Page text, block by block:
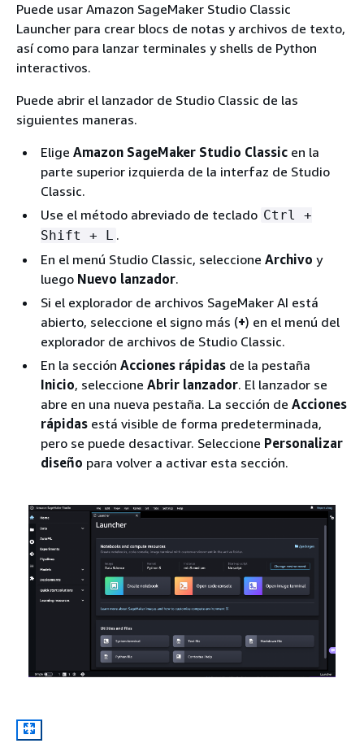
Puede usar Amazon SageMaker Studio Classic
Launcher para crear blocs de notas y archivos de texto,
así como para lanzar terminales y shells de Python
interactivos.
Puede abrir el lanzador de Studio Classic de las
siguientes maneras.
Elige Amazon SageMaker Studio Classic en la
parte superior izquierda de la interfaz de Studio
Classic.
Use el método abreviado de teclado Ctrl +
Shift + L .
En el menú Studio Classic, seleccione Archivo y
luego Nuevo lanzador.
Si el explorador de archivos SageMaker AI está
abierto, seleccione el signo más (+) en el menú del
explorador de archivos de Studio Classic.
En la sección Acciones rápidas de la pestaña
Inicio, seleccione Abrir lanzador. El lanzador se
abre en una nueva pestaña. La sección de Acciones
rápidas está visible de forma predeterminada,
pero se puede desactivar. Seleccione Personalizar
diseño para volver a activar esta sección.